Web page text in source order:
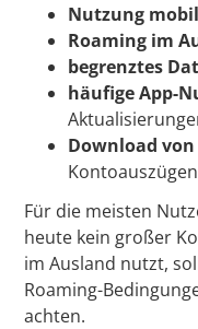
Nutzung
Roaming im
begrenztes
häufige App-
Download
Kontoauszügen
Für die meisten
heute kein großer
im Ausland nutzt,
Roaming-
achten.